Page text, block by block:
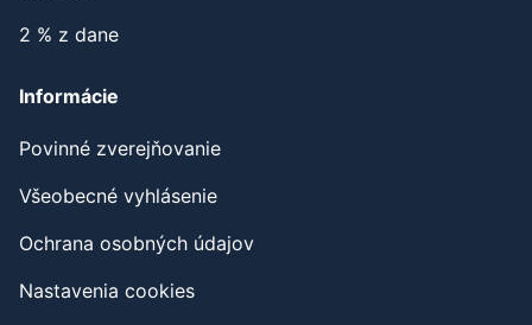
2 % z dane
Informácie
Povinné zverejňovanie
Všeobecné vyhlásenie
Ochrana osobných údajov
Nastavenia cookies